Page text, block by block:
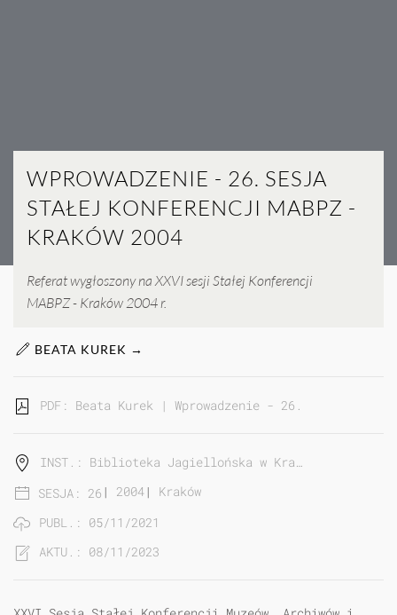
WPROWADZENIE - 26. SESJA
STAŁEJ KONFERENCJI MABPZ -
KRAKÓW 2004
Referat wygłoszony na XXVI sesji Stałej Konferencji
MABPZ - Kraków 2004 r.
BEATA KUREK →
PDF: Beata Kurek | Wprowadzenie - 26. Sesja
INST.: Biblioteka Jagiellońska w Kra…
SESJA: 26 | 2004| Kraków
PUBL.: 05/11/2021
AKTU.: 08/11/2023